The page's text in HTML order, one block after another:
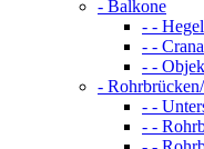
- Balkone
- -
- -
- -
-
- -
- -